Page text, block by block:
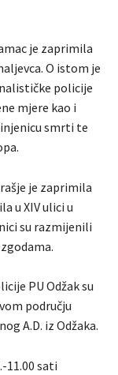
je zaprimila
O istom je
policije
mjere kao i
smrti te
je zaprimila
u XIV ulici u
su razmijenili
PU Odžak su
području
A.D. iz Odžaka.
11.00 sati